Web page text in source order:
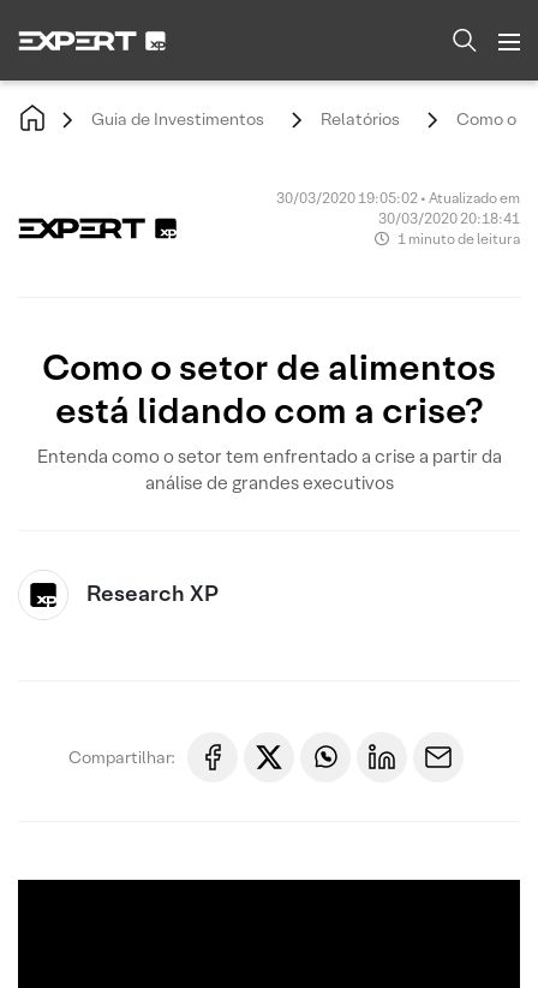
Guia de Investimentos Relatórios Como o
30/03/2020 19:05:02 • Atualizado em
30/03/2020 20:18:41
1 minuto de leitura
Como o setor de alimentos
está lidando com a crise?
Entenda como o setor tem enfrentado a crise a partir da
análise de grandes executivos
Research XP
Compartilhar: